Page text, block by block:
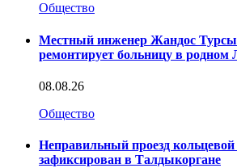
Общество
Местный инженер Жандос
ремонтирует больницу в родном
08.08.26
Общество
Неправильный проезд кольцевой
зафиксирован в Талдыкоргане